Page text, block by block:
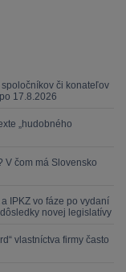
či konateľov
17.8.2026
„hudobného
V čom má Slovensko
IPKZ vo fáze po vydaní
novej legislatívy
vlastníctva firmy často